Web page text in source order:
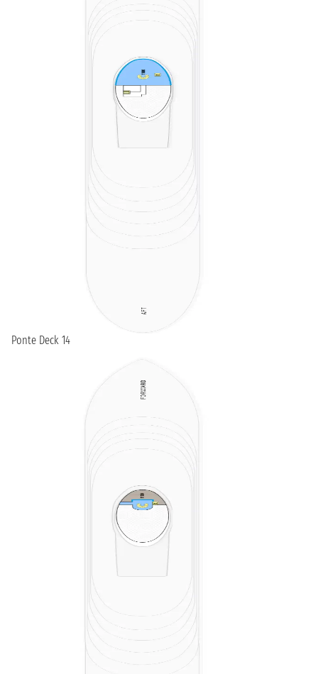
Ponte Deck 14